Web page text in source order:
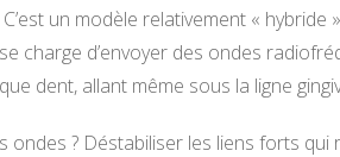
C’est un modèle relativement «
charge d’envoyer des ondes
dent, allant même sous la ligne
ondes ? Déstabiliser les liens forts